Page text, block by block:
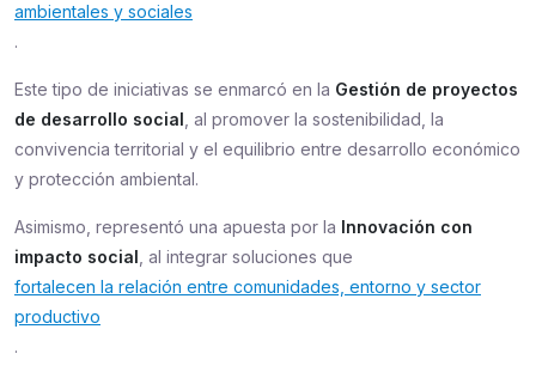
ambientales y sociales
.
Este tipo de iniciativas se enmarcó en la Gestión de proyectos
de desarrollo social , al promover la sostenibilidad, la
convivencia territorial y el equilibrio entre desarrollo económico
y protección ambiental.
Asimismo, representó una apuesta por la Innovación con
impacto social , al integrar soluciones que
fortalecen la relación entre comunidades, entorno y sector
productivo
.